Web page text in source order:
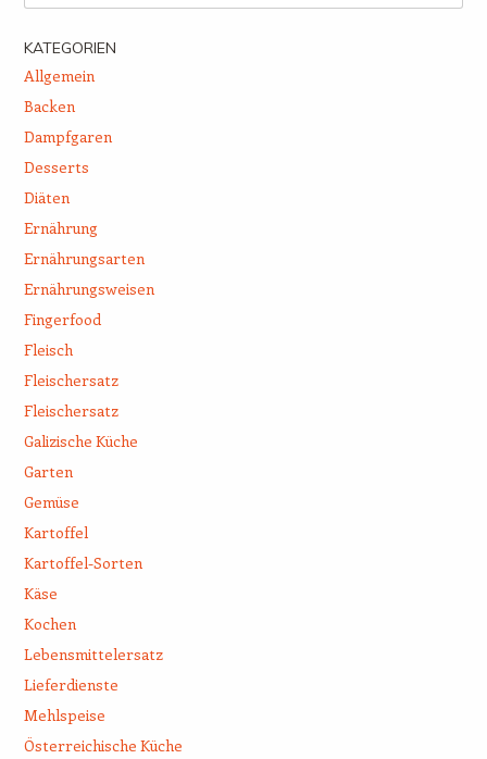
KATEGORIEN
Allgemein
Backen
Dampfgaren
Desserts
Diäten
Ernährung
Ernährungsarten
Ernährungsweisen
Fingerfood
Fleisch
Fleischersatz
Fleischersatz
Galizische Küche
Garten
Gemüse
Kartoffel
Kartoffel-Sorten
Käse
Kochen
Lebensmittelersatz
Lieferdienste
Mehlspeise
Österreichische Küche